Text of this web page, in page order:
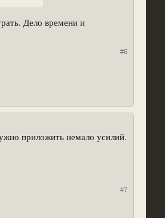
Дело времени и
#6
приложить немало усилий.
#7